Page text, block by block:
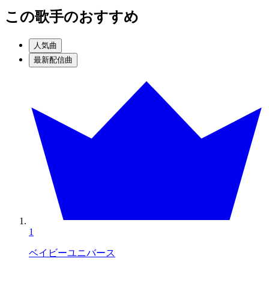
この歌手のおすすめ
人気曲
最新配信曲
1
ベイビーユニバース